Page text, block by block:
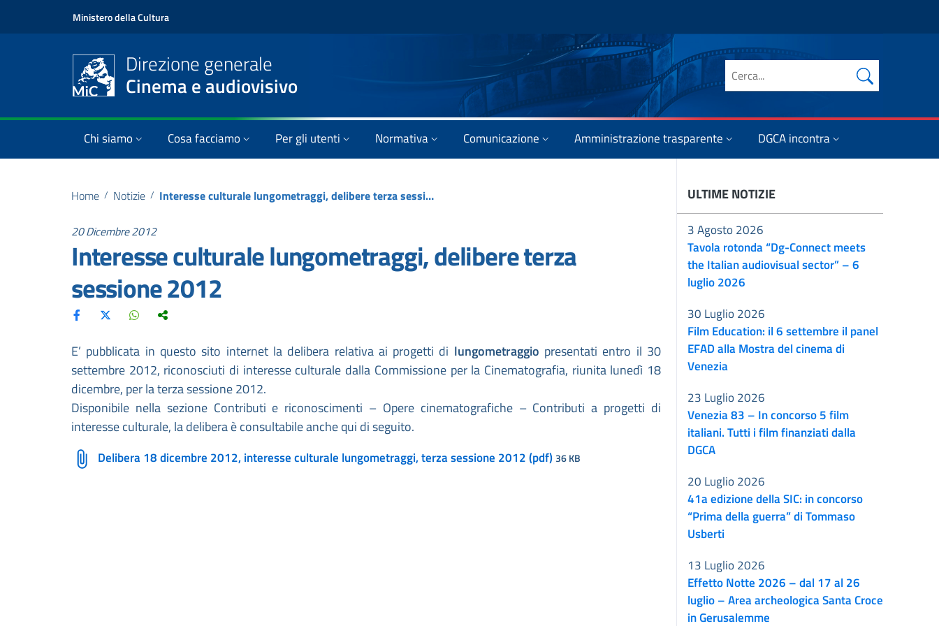
Ministero della Cultura
Direzione generale
Cinema e audiovisivo Cerca nel sito
Chi siamo Cosa facciamo Per gli utenti Normativa Comunicazione Amministrazione trasparente DGCA incontra
Home / Notizie / Interesse culturale lungometraggi, delibere terza sessione 2012
20 Dicembre 2012
Interesse culturale lungometraggi, delibere terza
sessione 2012
E’ pubblicata in questo sito internet la delibera relativa ai progetti di lungometraggio presentati entro il 30
settembre 2012, riconosciuti di interesse culturale dalla Commissione per la Cinematografia, riunita lunedì 18
dicembre, per la terza sessione 2012.
Disponibile nella sezione Contributi e riconoscimenti – Opere cinematografiche – Contributi a progetti di
interesse culturale, la delibera è consultabile anche qui di seguito.
Delibera 18 dicembre 2012, interesse culturale lungometraggi, terza sessione 2012 (pdf) 36 KB
ULTIME NOTIZIE
Tavola rotonda “Dg-Connect meets
the Italian audiovisual sector” – 6
luglio 2026
3 Agosto 2026
Film Education: il 6 settembre il panel
EFAD alla Mostra del cinema di
Venezia
30 Luglio 2026
Venezia 83 – In concorso 5 film
italiani. Tutti i film finanziati dalla
DGCA
23 Luglio 2026
41a edizione della SIC: in concorso
“Prima della guerra” di Tommaso
Usberti
20 Luglio 2026
Effetto Notte 2026 – dal 17 al 26
luglio – Area archeologica Santa Croce
in Gerusalemme
13 Luglio 2026